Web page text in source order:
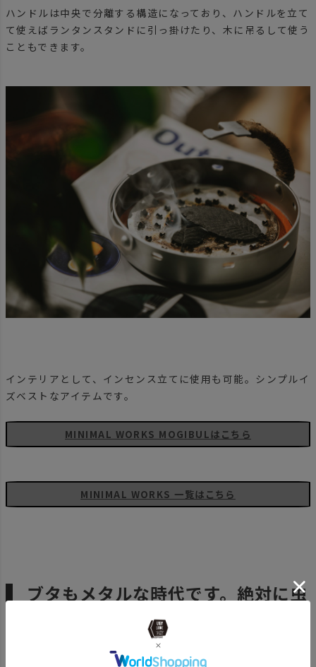
ハンドルは中央で分離する構造になっており、ハンドルを立て
て使えばランタンスタンドに引っ掛けたり、木に吊るして使う
こともできます。
インテリアとして、インセンス立てに使用も可能。シンプルイ
ズベストなアイテムです。
MINIMAL WORKS MOGIBULはこちら
MINIMAL WORKS 一覧はこちら
ブタもメタルな時代です。絶対に虫
を寄せつけないブヒ！